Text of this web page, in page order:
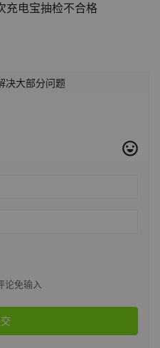
充电宝抽检不合格
决大部分问题
论免输入